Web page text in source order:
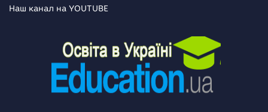
Наш канал на YOUTUBE